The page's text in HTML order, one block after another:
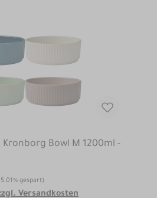
Kronborg Bowl M 1200ml -
gespart)
Versandkosten